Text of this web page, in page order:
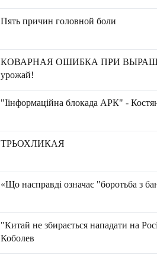
Пять причин головной боли
КОВАРНАЯ ОШИБКА ПРИ
урожай!
"Іінформаційна блокада АРК" -
ТРЬОХЛИКАЯ
«Що насправді означає "боротьба з
"Китай не збирається нападати на
Коболев